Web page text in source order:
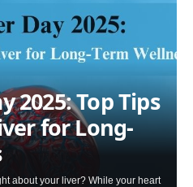
2025: Top Tips
for Long-
about your liver? While your heart